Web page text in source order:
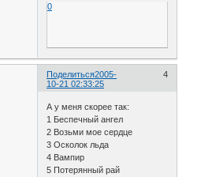
0
Поделиться 4
2005-
10-21 02:33:25
А у меня скорее так:
1 Беспечный ангел
2 Возьми мое сердце
3 Осколок льда
4 Вампир
5 Потерянный рай